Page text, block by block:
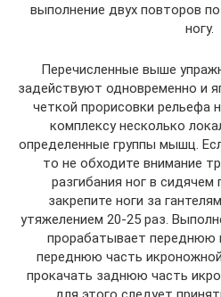
выполнение двух повторов
ногу.
Перечисленные выше
задействуют одновременно и
четкой прорисовки рельефа
комплексу несколько
определенные группы мышц.
то не обходите внимание
разгибания ног в
закрепите ноги за
утяжелением 20-25 раз.
прорабатывает переднюю
переднюю часть
прокачать заднюю часть